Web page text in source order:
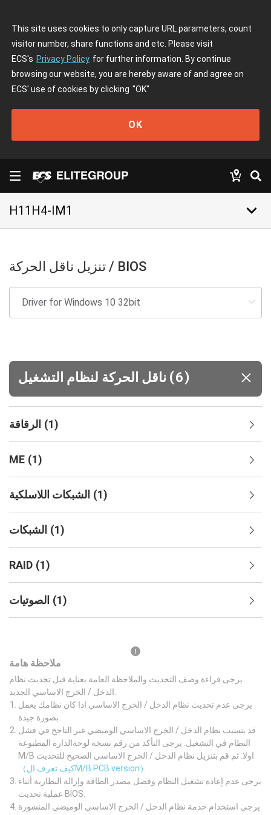
This site uses cookies to only capture URL parameters, count
visitor number, share functions and etc. Please visit
ECS's Privacy Policy for further information. By continue
browsing our website, you are hereby aware of and agree on
ECS' use of cookies by clicking "OK"
OK
H11H4-IM1 keyboard_arrow_down
تنزيل ناقل الحركة / BIOS
(6)
الرقاقة (1)
ME (1)
الشبكات اللاسلكية (1)
الشبكات (1)
RAID (1)
الصوتيات (1)
ملاحظة هامة
يرجى قراءة وصف التحديث والملاحظة العامة بعناية قبل تحديث نظام
يرجى عدم تحديث نظام الدخل / الخرج الاساسي اذا كان نظامك يعمل
قد يتسبب نظام الدخل / الخرج الاساسي الوميضي غير الناجح في فشل
النظام في التشغيل. يرجى التأكد من رقم نسخة لوحةالدارة المطبوعة
（كيف تعرف الM/B PCB version）
يرجى عدم إعادة تشغيل النظام وفصل مصدر الطاقة وإزالة البطارية أثناء
عملية تحديث BIOS.
يرجى استخدام خدمة نظام الدخل / الخرج الاساسي الوميضي المنشورة